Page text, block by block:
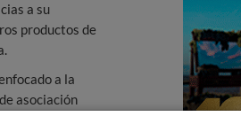
a su
productos de
a la
asociación